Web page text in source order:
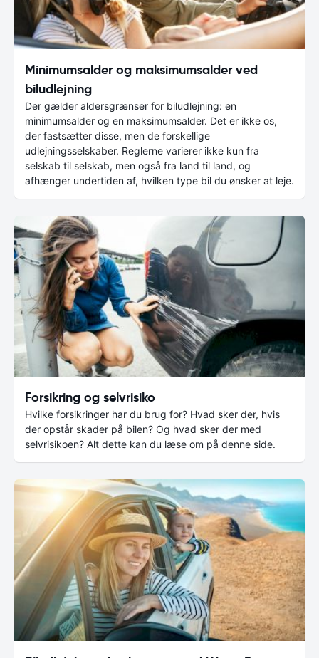
Minimumsalder og maksimumsalder ved
biludlejning
Der gælder aldersgrænser for biludlejning: en
minimumsalder og en maksimumsalder. Det er ikke os,
der fastsætter disse, men de forskellige
udlejningsselskaber. Reglerne varierer ikke kun fra
selskab til selskab, men også fra land til land, og
afhænger undertiden af, hvilken type bil du ønsker at leje.
Forsikring og selvrisiko
Hvilke forsikringer har du brug for? Hvad sker der, hvis
der opstår skader på bilen? Og hvad sker der med
selvrisikoen? Alt dette kan du læse om på denne side.